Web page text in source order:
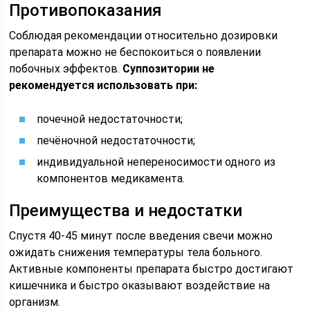
Противопоказания
Соблюдая рекомендации относительно дозировки
препарата можно не беспокоиться о появлении
побочных эффектов. Суппозитории не
рекомендуется использовать при:
почечной недостаточности;
печёночной недостаточности;
индивидуальной непереносимости одного из
компонентов медикамента.
Преимущества и недостатки
Спустя 40-45 минут после введения свечи можно
ожидать снижения температуры тела больного.
Активные компоненты препарата быстро достигают
кишечника и быстро оказывают воздействие на
организм.